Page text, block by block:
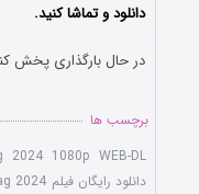
دانلود و تماشا کنید.
در حال بارگذاری پخش
برچسب ها
2024 1080p WEB-DL
دانلود رایگان فیلم Swag 2024